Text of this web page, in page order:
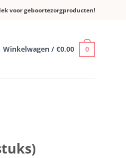
voor geboortezorgproducten!
Winkelwagen /€0,00 0